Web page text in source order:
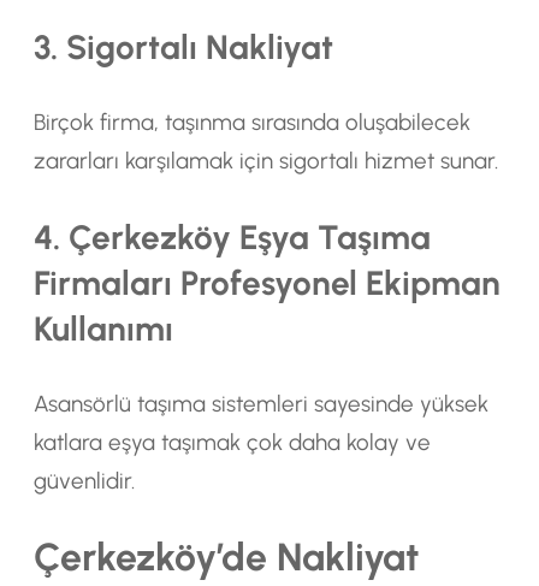
3. Sigortalı Nakliyat
Birçok firma, taşınma sırasında oluşabilecek
zararları karşılamak için sigortalı hizmet sunar.
4. Çerkezköy Eşya Taşıma
Firmaları Profesyonel Ekipman
Kullanımı
Asansörlü taşıma sistemleri sayesinde yüksek
katlara eşya taşımak çok daha kolay ve
güvenlidir.
Çerkezköy’de Nakliyat